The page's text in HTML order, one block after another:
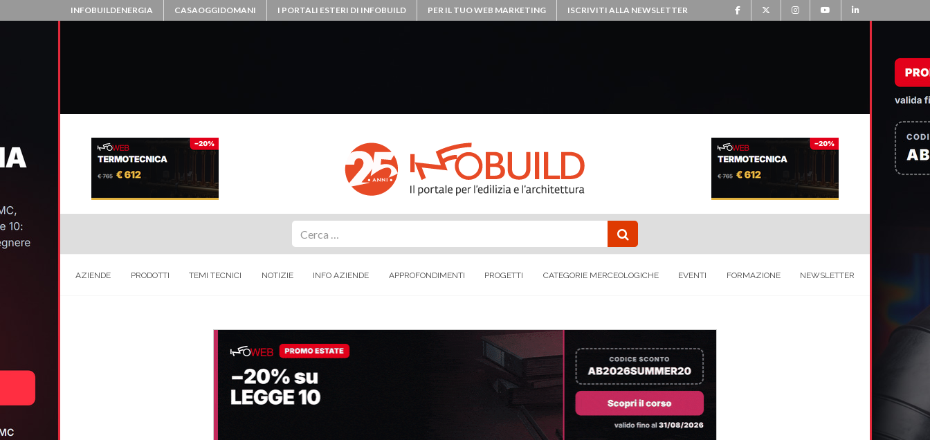
INFOBUILDENERGIA CASAOGGIDOMANI I PORTALI ESTERI DI INFOBUILD PER IL TUO WEB MARKETING ISCRIVITI ALLA NEWSLETTER
AZIENDE PRODOTTI TEMI TECNICI NOTIZIE INFO AZIENDE APPROFONDIMENTI PROGETTI CATEGORIE MERCEOLOGICHE EVENTI FORMAZIONE NEWSLETTER